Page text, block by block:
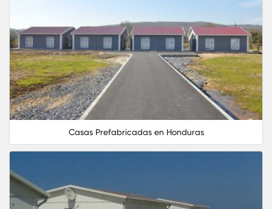
con estructura de acero es un trabajo
personalizado, pero también nuestros clientes
pueden escoger entre diversos diseños
materiales disponibles y sostenibles, de los que
disponemos como punto de partida, y en su
adaptar el diseño de su casa prefabricada y
ecológica, a sus necesidades.
Casas Prefabricadas en Honduras